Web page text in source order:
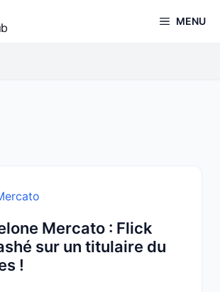
MENU
Mercato : Flick
sur un titulaire du
!